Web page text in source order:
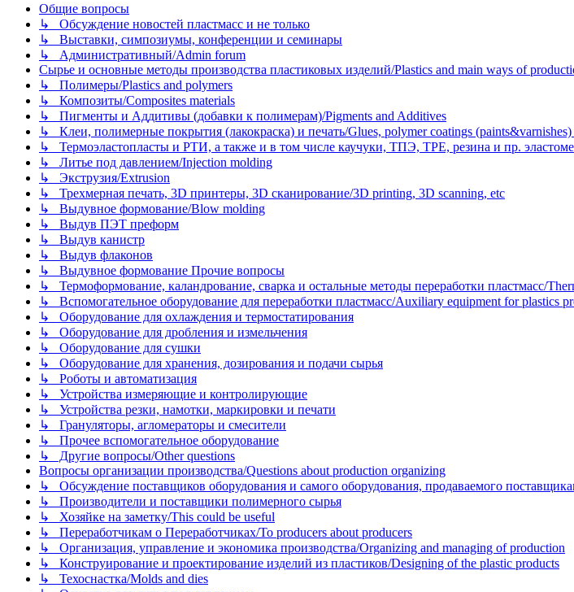
Общие вопросы
↳ Обсуждение новостей пластмасс и не только
↳ Выставки, симпозиумы, конференции и семинары
↳ Административный/Admin forum
Сырье и основные методы производства пластиковых изделий/Plastics and main ways of
↳ Полимеры/Plastics and polymers
↳ Композиты/Сomposites materials
↳ Пигменты и Аддитивы (добавки к полимерам)/Pigments and Additives
↳ Клеи, полимерные покрытия (лакокраска) и печать/Glues, polymer coatings
↳ Термоэластопласты и РТИ, а также и в том числе каучуки, ТПЭ, TPE, резина и пр.
↳ Литье под давлением/Injection molding
↳ Экструзия/Extrusion
↳ Трехмерная печать, 3D принтеры, 3D сканирование/3D printing, 3D scanning, etc
↳ Выдувное формование/Blow molding
↳ Выдув ПЭТ преформ
↳ Выдув канистр
↳ Выдув флаконов
↳ Выдувное формование Прочие вопросы
↳ Термоформование, каландрование, сварка и остальные методы переработки пластмасс/
↳ Вспомогательное оборудование для переработки пластмасс/Auxiliary equipment for plastics
↳ Оборудование для охлаждения и термостатирования
↳ Оборудование для дробления и измельчения
↳ Оборудование для сушки
↳ Оборудование для хранения, дозирования и подачи сырья
↳ Роботы и автоматизация
↳ Устройства измеряющие и контролирующие
↳ Устройства резки, намотки, маркировки и печати
↳ Грануляторы, агломераторы и смесители
↳ Прочее вспомогательное оборудование
↳ Другие вопросы/Other questions
Вопросы организации производства/Questions about production organizing
↳ Обсуждение поставщиков оборудования и самого оборудования, продаваемого
↳ Производители и поставщики полимерного сырья
↳ Хозяйке на заметку/This could be useful
↳ Переработчикам о Переработчиках/To producers about producers
↳ Организация, управление и экономика производства/Organizing and managing of production
↳ Конструирование и проектирование изделий из пластиков/Designing of the plastic products
↳ Техоснастка/Molds and dies